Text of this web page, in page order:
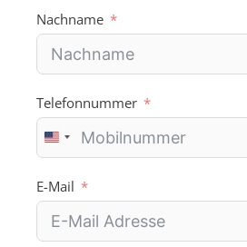
Nachname
Telefonnummer
U
n
i
t
e
d
E-Mail